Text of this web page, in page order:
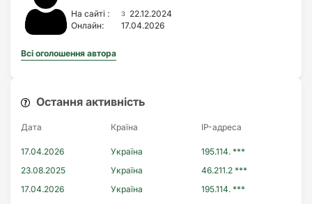
На сайті : з 22.12.2024
Онлайн:
17.04.2026
Всі оголошення автора
Остання активність
Дата Країна IP-адреса
17.04.2026 Україна
195.114. ***
23.08.2025
Україна
46.211.2 ***
17.04.2026
Україна 195.114. ***